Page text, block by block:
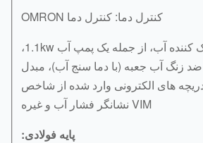
کنترل دما: کنترل دما OMRON
سیستم خنک کننده آب، از جمله یک پمپ آب 1.1kw،
آب جعبه (با دما سنج آب)، مبدل
های الکترونی وارد شده از شاخص
پایه فولادی: